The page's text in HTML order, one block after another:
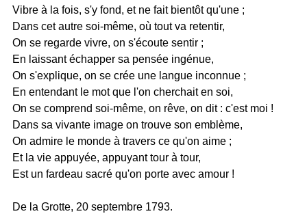
Vibre à la fois, s'y fond, et ne fait bientôt qu'une ;
Dans cet autre soi-même, où tout va retentir,
On se regarde vivre, on s'écoute sentir ;
En laissant échapper sa pensée ingénue,
On s'explique, on se crée une langue inconnue ;
En entendant le mot que l'on cherchait en soi,
On se comprend soi-même, on rêve, on dit : c'est moi !
Dans sa vivante image on trouve son emblème,
On admire le monde à travers ce qu'on aime ;
Et la vie appuyée, appuyant tour à tour,
Est un fardeau sacré qu'on porte avec amour !
De la Grotte, 20 septembre 1793.